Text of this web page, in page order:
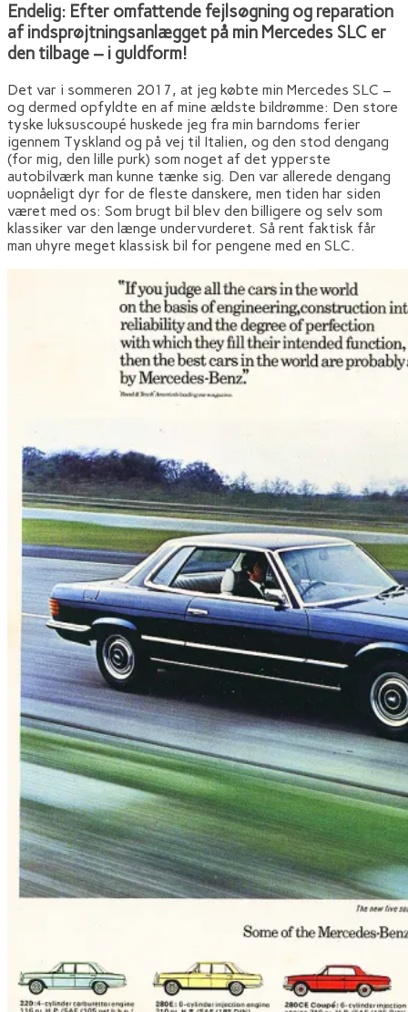
Endelig: Efter omfattende fejlsøgning og reparation
af indsprøjtningsanlægget på min Mercedes SLC er
den tilbage – i guldform!
Det var i sommeren 2017, at jeg købte min Mercedes SLC –
og dermed opfyldte en af mine ældste bildrømme: Den store
tyske luksuscoupé huskede jeg fra min barndoms ferier
igennem Tyskland og på vej til Italien, og den stod dengang
(for mig, den lille purk) som noget af det ypperste
autobilværk man kunne tænke sig. Den var allerede dengang
uopnåeligt dyr for de fleste danskere, men tiden har siden
været med os: Som brugt bil blev den billigere og selv som
klassiker var den længe undervurderet. Så rent faktisk får
man uhyre meget klassisk bil for pengene med en SLC.